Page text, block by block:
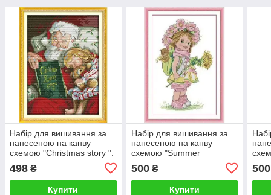
Набір для вишивання за
нанесеною на канву
схемою "Christmas story ".
AIDA 14CT printed, 21*30
см
498 ₴
Купити
Набір для вишивання за
нанесеною на канву
схемою "Summer
22*34 см
500₴
Купити
500